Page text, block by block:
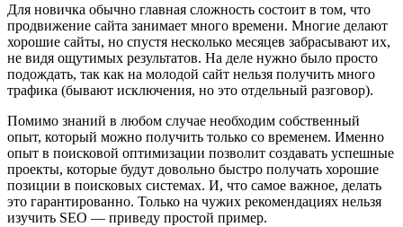
Для новичка обычно главная сложность состоит в том, что
продвижение сайта занимает много времени. Многие делают
хорошие сайты, но спустя несколько месяцев забрасывают их,
не видя ощутимых результатов. На деле нужно было просто
подождать, так как на молодой сайт нельзя получить много
трафика (бывают исключения, но это отдельный разговор).
Помимо знаний в любом случае необходим собственный
опыт, который можно получить только со временем. Именно
опыт в поисковой оптимизации позволит создавать успешные
проекты, которые будут довольно быстро получать хорошие
позиции в поисковых системах. И, что самое важное, делать
это гарантированно. Только на чужих рекомендациях нельзя
изучить SEO — приведу простой пример.